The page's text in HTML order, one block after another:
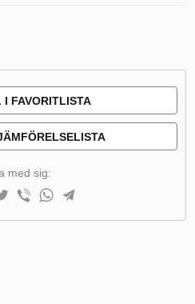
FAVORITLISTA
med sig: